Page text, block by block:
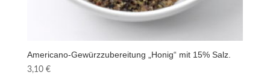
Americano-Gewürzzubereitung „Honig“ mit 15% Salz.
3,10 €